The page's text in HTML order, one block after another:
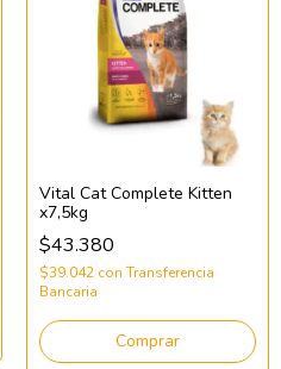
Vital Cat Complete Kitten
x7,5kg
$43.380
$39.042 con Transferencia
Bancaria
Comprar